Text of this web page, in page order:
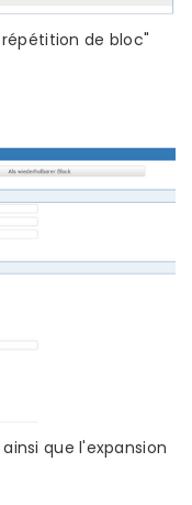
répétition de bloc"
que l'expansion